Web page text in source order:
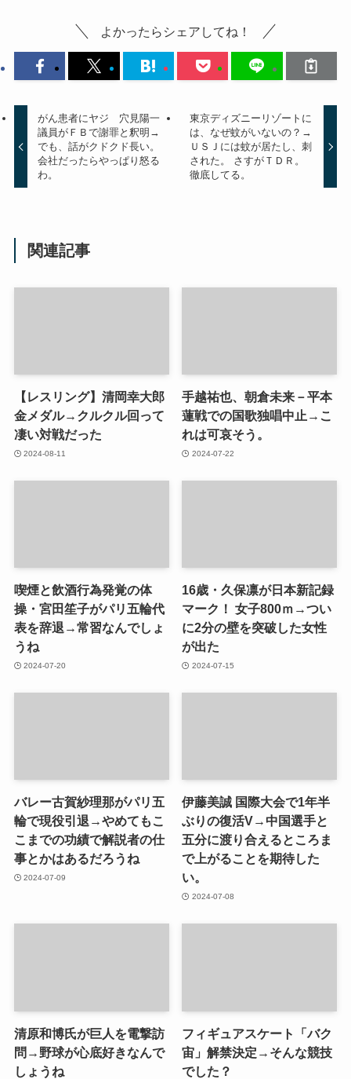
よかったらシェアしてね！
がん患者にヤジ 穴見陽一
議員がＦＢで謝罪と釈明→
でも、話がクドクド長い。
会社だったらやっぱり怒る
わ。
東京ディズニーリゾートに
は、なぜ蚊がいないの？→
ＵＳＪには蚊が居たし、刺
された。 さすがＴＤＲ。
徹底してる。
関連記事
【レスリング】清岡幸大郎
金メダル→クルクル回って
凄い対戦だった
2024-08-11
手越祐也、朝倉未来－平本
蓮戦での国歌独唱中止→こ
れは可哀そう。
2024-07-22
喫煙と飲酒行為発覚の体
操・宮田笙子がパリ五輪代
表を辞退→常習なんでしょ
うね
2024-07-20
16歳・久保凛が日本新記録
マーク！ 女子800ｍ→つい
に2分の壁を突破した女性
が出た
2024-07-15
バレー古賀紗理那がパリ五
輪で現役引退→やめてもこ
こまでの功績で解説者の仕
事とかはあるだろうね
2024-07-09
伊藤美誠 国際大会で1年半
ぶりの復活V→中国選手と
五分に渡り合えるところま
で上がることを期待した
い。
2024-07-08
清原和博氏が巨人を電撃訪
問→野球が心底好きなんで
しょうね
フィギュアスケート「バク
宙」解禁決定→そんな競技
でした？